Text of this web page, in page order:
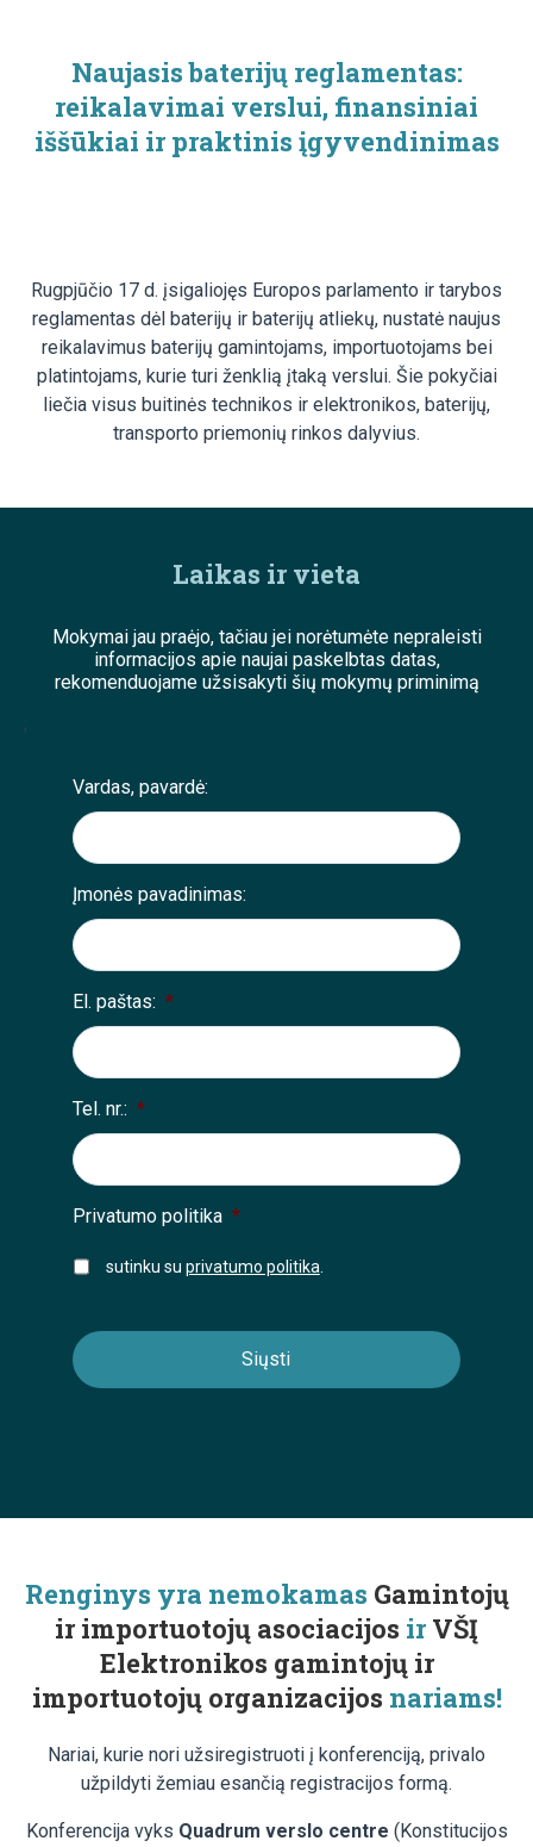
Naujasis baterijų reglamentas:
reikalavimai verslui, finansiniai
iššūkiai ir praktinis įgyvendinimas
Rugpjūčio 17 d. įsigaliojęs Europos parlamento ir tarybos
reglamentas dėl baterijų ir baterijų atliekų, nustatė naujus
reikalavimus baterijų gamintojams, importuotojams bei
platintojams, kurie turi ženklią įtaką verslui. Šie pokyčiai
liečia visus buitinės technikos ir elektronikos, baterijų,
transporto priemonių rinkos dalyvius.
Laikas ir vieta
Mokymai jau praėjo, tačiau jei norėtumėte nepraleisti
informacijos apie naujai paskelbtas datas,
rekomenduojame užsisakyti šių mokymų priminimą
;
Vardas, pavardė:
Įmonės pavadinimas:
El. paštas: *
Tel. nr.: *
Privatumo politika *
sutinku su privatumo politika
Renginys yra nemokamas Gamintojų
ir importuotojų asociacijos irVŠĮ
Elektronikos gamintojų ir
importuotojų organizacijos nariams!
Nariai, kurie nori užsiregistruoti į konferenciją, privalo
užpildyti žemiau esančią registracijos formą.
Konferencija vyks Quadrum verslo centre (Konstitucijos